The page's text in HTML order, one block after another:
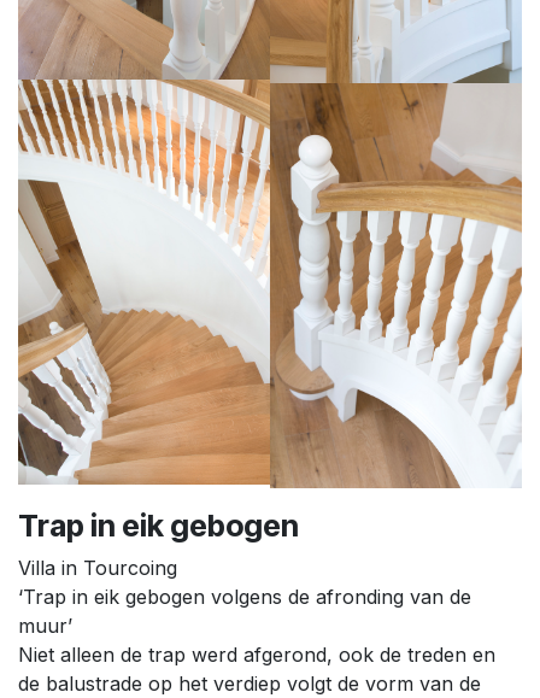
Trap in eik gebogen
Villa in Tourcoing
‘Trap in eik gebogen volgens de afronding van de
muur’
Niet alleen de trap werd afgerond, ook de treden en
de balustrade op het verdiep volgt de vorm van de